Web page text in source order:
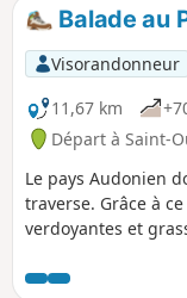
Balade au
Visorandonneur
11,67 km
Départ à Saint-
Le pays Audonien
traverse. Grâce à
verdoyantes et